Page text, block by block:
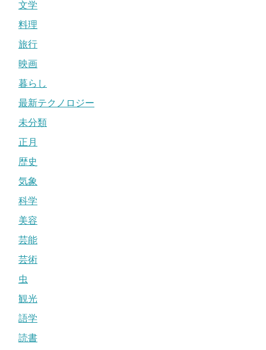
文学
料理
旅行
映画
暮らし
最新テクノロジー
未分類
正月
歴史
気象
科学
美容
芸能
芸術
虫
観光
語学
読書